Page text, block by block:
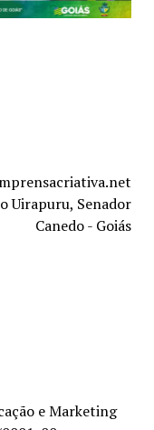
Uirapuru, Senador
Canedo - Goiás
e Marketing